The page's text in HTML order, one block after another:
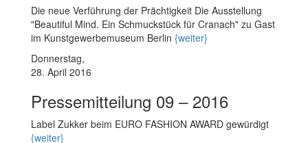
Die neue Verführung der Prächtigkeit Die Ausstellung
"Beautiful Mind. Ein Schmuckstück für Cranach" zu Gast
im Kunstgewerbemuseum Berlin {weiter}
Donnerstag,
28. April 2016
Pressemitteilung 09 – 2016
Label Zukker beim EURO FASHION AWARD gewürdigt
{weiter}